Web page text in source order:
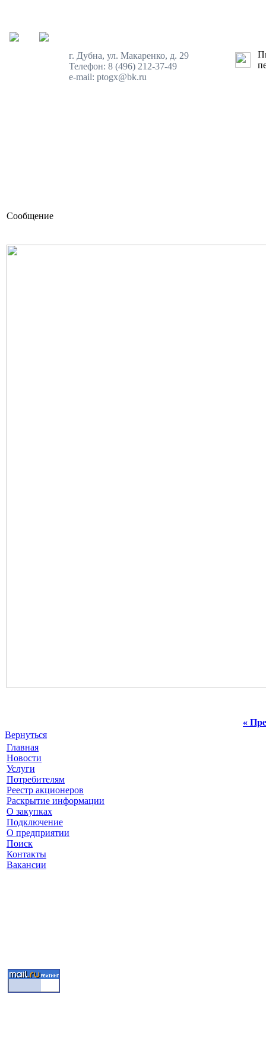
г. Дубна, ул. Макаренко, д. 29
Телефон: 8 (496) 212-37-49
e-mail: ptogx@bk.ru
Сообщение
«
Вернуться
Главная
Новости
Услуги
Потребителям
Реестр акционеров
Раскрытие информации
О закупках
Подключение
О предприятии
Поиск
Контакты
Вакансии